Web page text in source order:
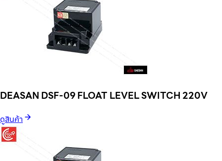
DEASAN DSF-09 FLOAT LEVEL SWITCH 220V
ดูสินค้า